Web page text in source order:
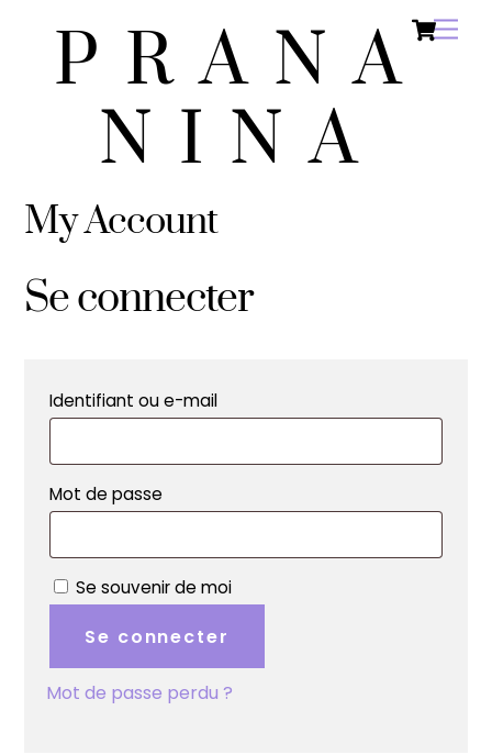
PRANA
NINA
My Account
Se connecter
Identifiant ou e-mail
Mot de passe
Se souvenir de moi
Se connecter
Mot de passe perdu ?